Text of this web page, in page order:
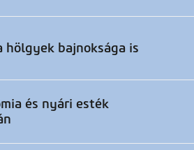
hölgyek bajnoksága is
és nyári esték